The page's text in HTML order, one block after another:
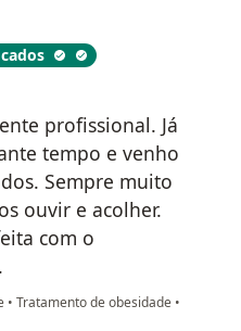
profissional. Já
tempo e venho
Sempre muito
ouvir e acolher.
com o
• Tratamento de obesidade •